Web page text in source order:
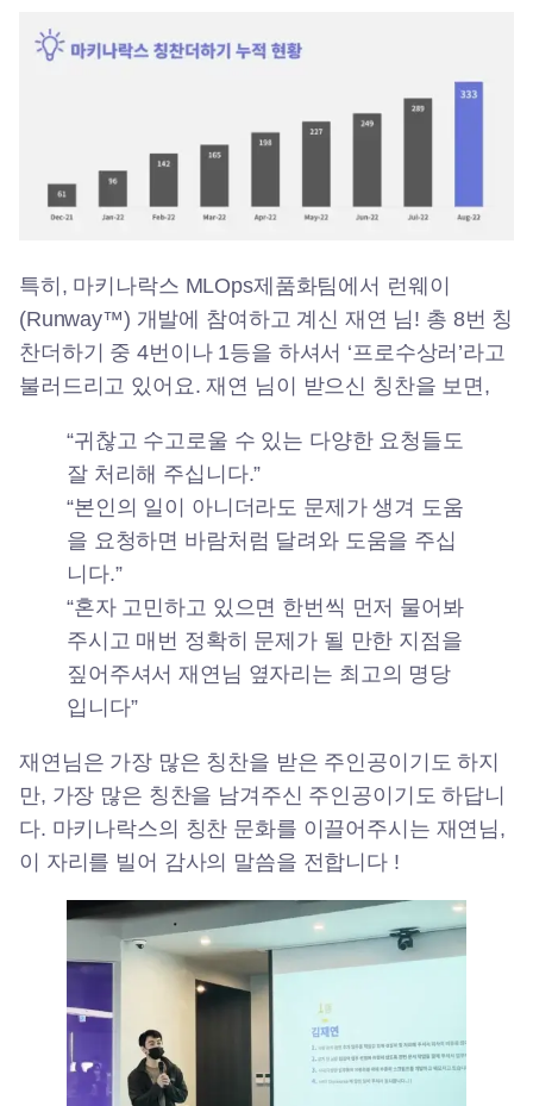
특히, 마키나락스 MLOps제품화팀에서 런웨이
(Runway™) 개발에 참여하고 계신 재연 님! 총 8번 칭
찬더하기 중 4번이나 1등을 하셔서 ‘프로수상러’라고
불러드리고 있어요. 재연 님이 받으신 칭찬을 보면,
“귀찮고 수고로울 수 있는 다양한 요청들도
잘 처리해 주십니다.”
“본인의 일이 아니더라도 문제가 생겨 도움
을 요청하면 바람처럼 달려와 도움을 주십
니다.”
“혼자 고민하고 있으면 한번씩 먼저 물어봐
주시고 매번 정확히 문제가 될 만한 지점을
짚어주셔서 재연님 옆자리는 최고의 명당
입니다”
재연님은 가장 많은 칭찬을 받은 주인공이기도 하지
만, 가장 많은 칭찬을 남겨주신 주인공이기도 하답니
다. 마키나락스의 칭찬 문화를 이끌어주시는 재연님,
이 자리를 빌어 감사의 말씀을 전합니다 !